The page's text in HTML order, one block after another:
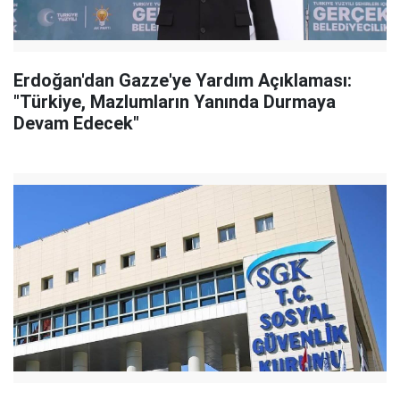
Erdoğan'dan Gazze'ye Yardım Açıklaması:
"Türkiye, Mazlumların Yanında Durmaya
Devam Edecek"